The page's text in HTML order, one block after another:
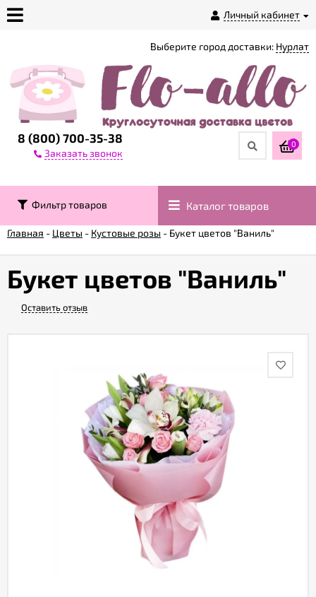
Личный кабинет
магазине
Доставка
Контакты
Гарантии
8 (800) 700-35-38
Заказать звонок
Выберите город доставки: Нурлат
0
Фильтр товаров Каталог товаров
Главная - Цветы - Кустовые розы - Букет цветов "Ваниль"
Букет цветов "Ваниль"
Оставить отзыв